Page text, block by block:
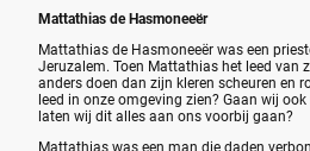
Mattathias de Hasmoneeër
Mattathias de Hasmoneeër was een
Jeruzalem. Toen Mattathias het leed van
anders doen dan zijn kleren scheuren en
leed in onze omgeving zien? Gaan wij
laten wij dit alles aan ons voorbij gaan?